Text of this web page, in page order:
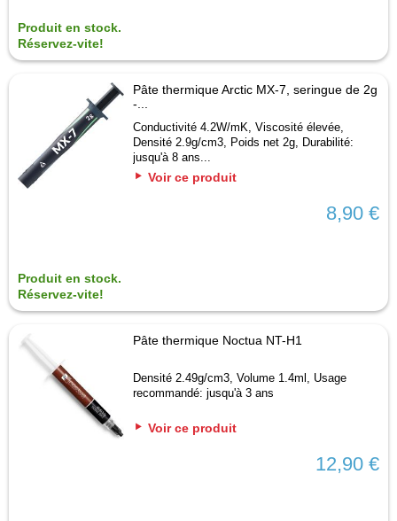
Produit en stock.
Réservez-vite!
Pâte thermique Arctic MX-7, seringue de 2g
-...
Conductivité 4.2W/mK, Viscosité élevée,
Densité 2.9g/cm3, Poids net 2g, Durabilité:
jusqu'à 8 ans...
Voir ce produit
8,90 €
Produit en stock.
Réservez-vite!
Pâte thermique Noctua NT-H1
Densité 2.49g/cm3, Volume 1.4ml, Usage
recommandé: jusqu'à 3 ans
Voir ce produit
12,90 €